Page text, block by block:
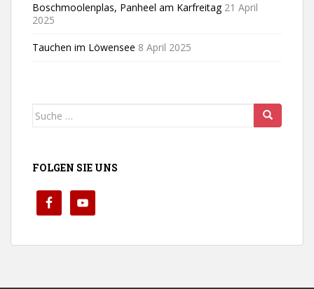
Boschmoolenplas, Panheel am Karfreitag 21 April
2025
Tauchen im Löwensee 8 April 2025
Suche
FOLGEN SIE UNS